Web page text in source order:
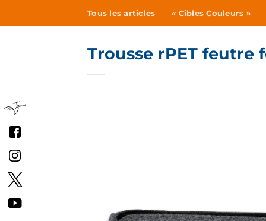
Tous les articles « Cibles Couleurs »
Trousse rPET feutre